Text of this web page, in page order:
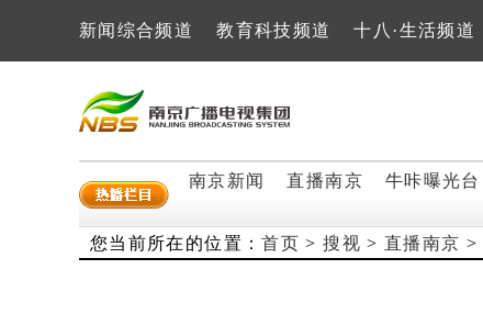
新闻综合频道 教育科技频道 十八·生活频道
南京新闻 直播南京 牛咔曝光台
您当前所在的位置：首页 >搜视 > 直播南京 >